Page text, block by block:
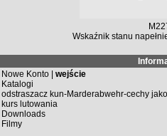
Wskaźnik stanu
Nowe Konto | wejście
Katalogi
odstraszacz kun-Marderabwehr-cechy
kurs lutowania
Downloads
Filmy